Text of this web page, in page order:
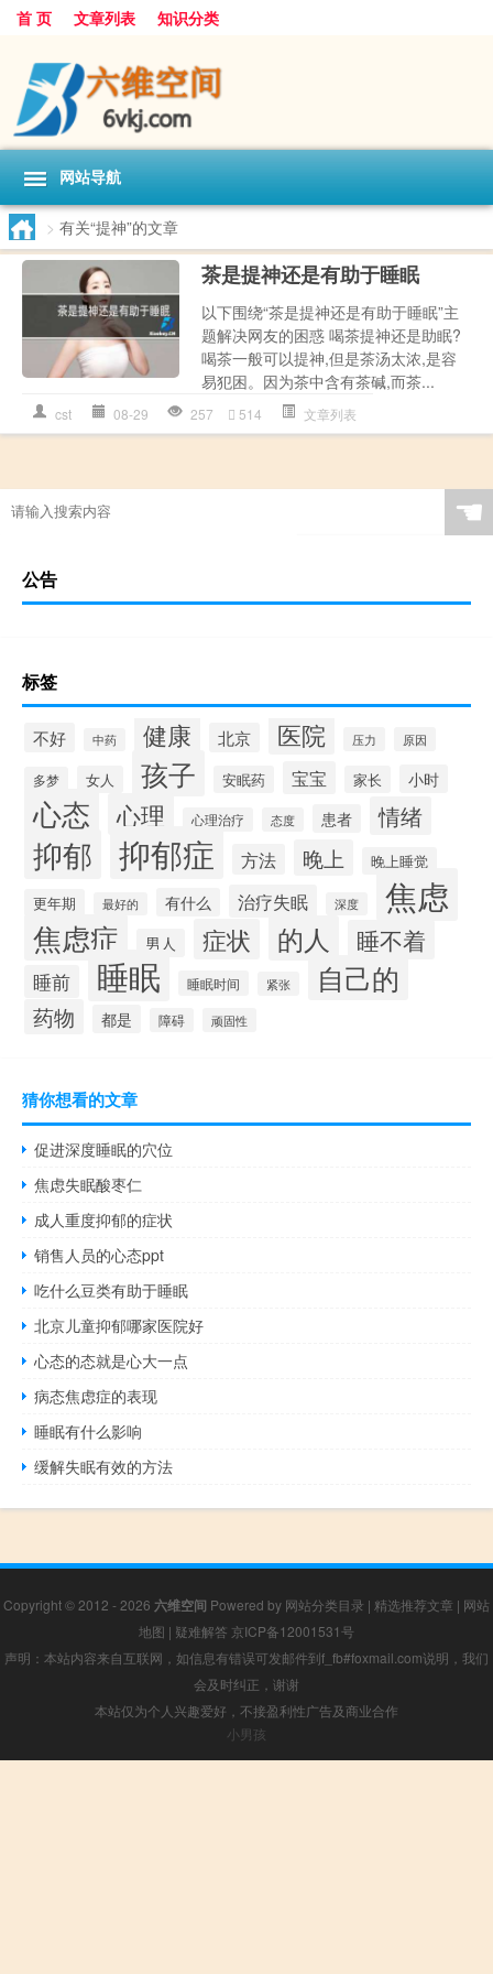
首 页 文章列表 知识分类
网站导航
> 有关“提神”的文章
茶是提神还是有助于睡眠
以下围绕“茶是提神还是有助于睡眠”主
题解决网友的困惑 喝茶提神还是助眠?
喝茶一般可以提神,但是茶汤太浓,是容
易犯困。因为茶中含有茶碱,而茶...
cst 08-29 257 514 文章列表
☚
公告
标签
不好 中药 健康 北京 医院 压力 原因
多梦 女人 孩子 安眠药 宝宝 家长 小时
心态 心理 心理治疗 态度 患者 情绪
抑郁 抑郁症 方法 晚上
晚上睡觉
更年期
最好的 有什么 治疗失眠 深度 焦虑
焦虑症 男人 症状 的人 睡不着
睡前 睡眠 睡眠时间 紧张 自己的
药物 都是 障碍 顽固性
猜你想看的文章
促进深度睡眠的穴位
焦虑失眠酸枣仁
成人重度抑郁的症状
销售人员的心态ppt
吃什么豆类有助于睡眠
北京儿童抑郁哪家医院好
心态的态就是心大一点
病态焦虑症的表现
睡眠有什么影响
缓解失眠有效的方法
Copyright © 2012 - 2026 六维空间 Powered by 网站分类目录 | 精选推荐文章 | 网站
地图 | 疑难解答 京ICP备12001531号
声明：本站内容来自互联网，如信息有错误可发邮件到f_fb#foxmail.com说明，我们
会及时纠正，谢谢
本站仅为个人兴趣爱好，不接盈利性广告及商业合作
小男孩